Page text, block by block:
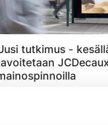
tutkimus -